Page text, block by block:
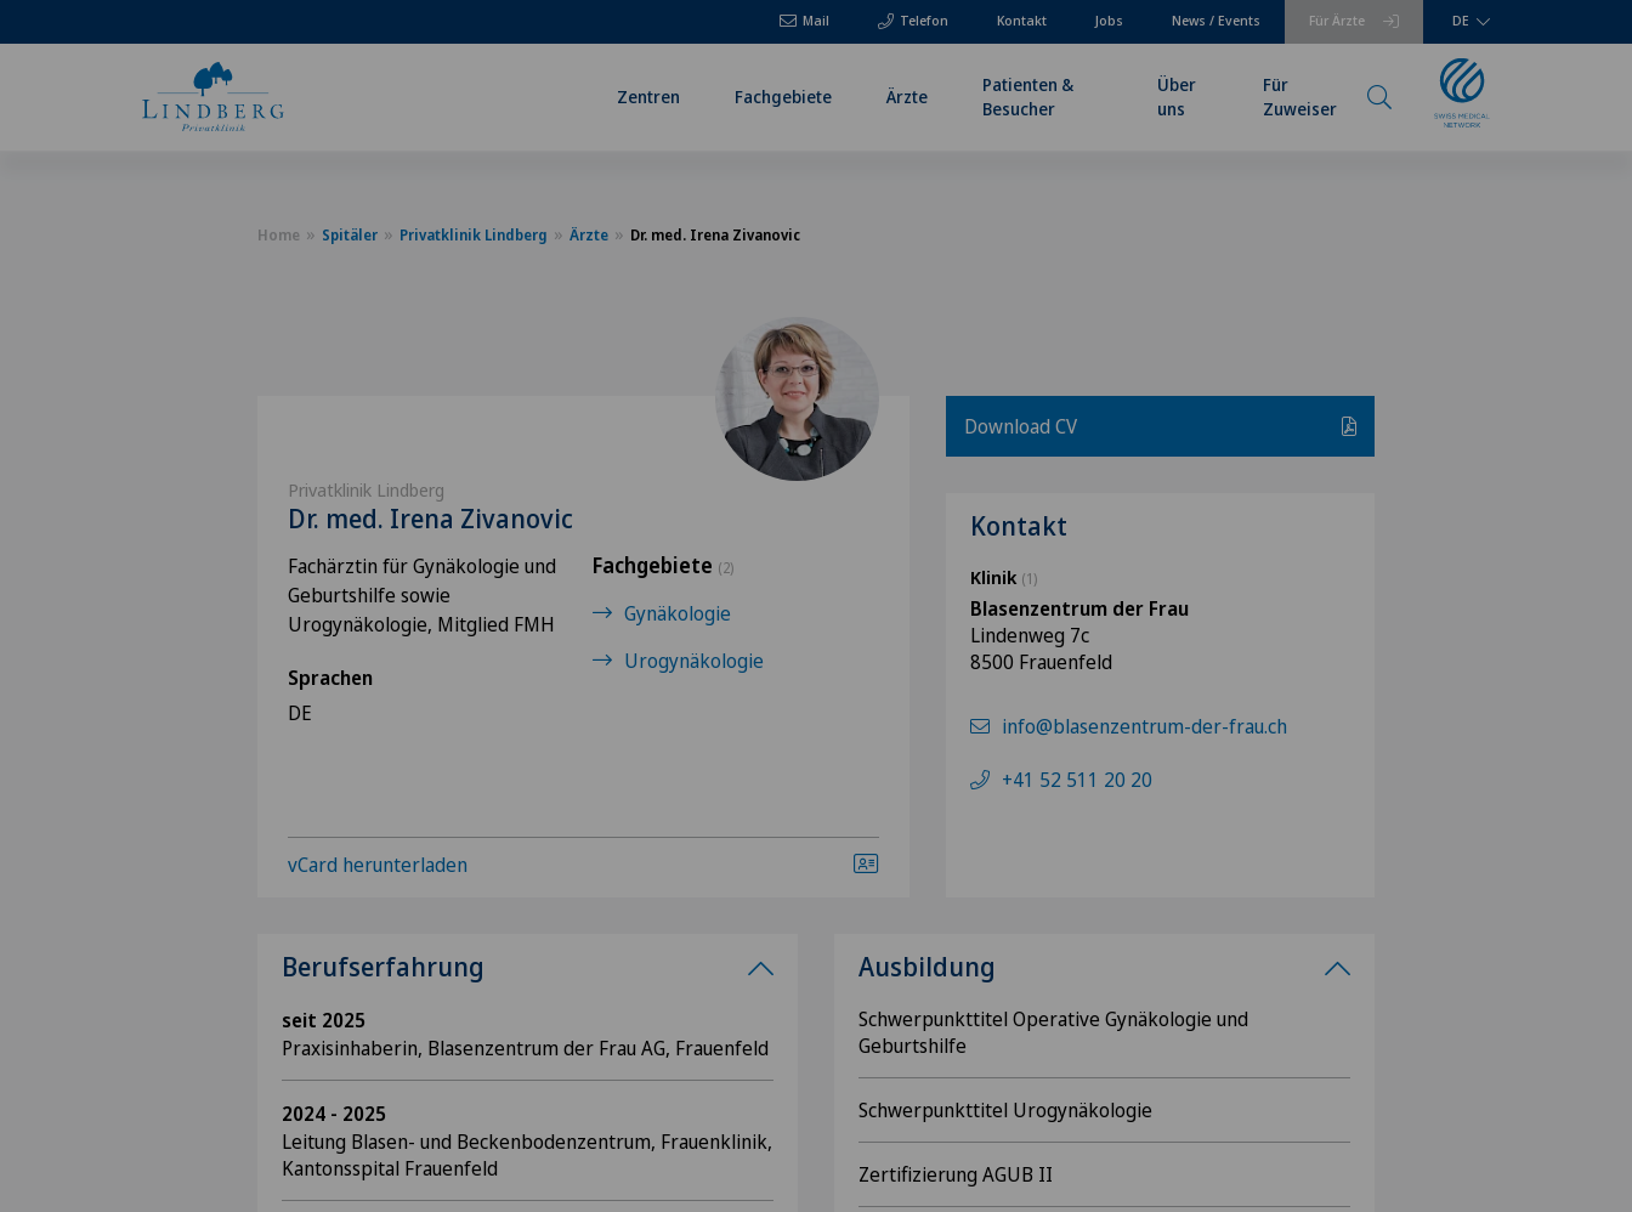
Mail Telefon Für Ärzte
Kontakt Jobs News / Events DE
Zentren Fachgebiete Ärzte
Patienten &
Besucher
Über
uns
Für
Zuweiser
Home Spitäler Privatklinik Lindberg Ärzte Dr. med. Irena Zivanovic
Privatklinik Lindberg
Dr. med. Irena Zivanovic
Fachärztin für Gynäkologie und
Geburtshilfe sowie
Urogynäkologie, Mitglied FMH
Sprachen
DE
Fachgebiete (2)
Gynäkologie
Urogynäkologie
vCard herunterladen
Download CV
Kontakt
Klinik (1)
Blasenzentrum der Frau
Lindenweg 7c
8500 Frauenfeld
info@blasenzentrum-der-frau.ch
+41 52 511 20 20
Berufserfahrung
seit 2025
Praxisinhaberin, Blasenzentrum der Frau AG, Frauenfeld
2024 - 2025
Leitung Blasen- und Beckenbodenzentrum, Frauenklinik,
Kantonsspital Frauenfeld
Ausbildung
Schwerpunkttitel Operative Gynäkologie und
Geburtshilfe
Schwerpunkttitel Urogynäkologie
Zertifizierung AGUB II